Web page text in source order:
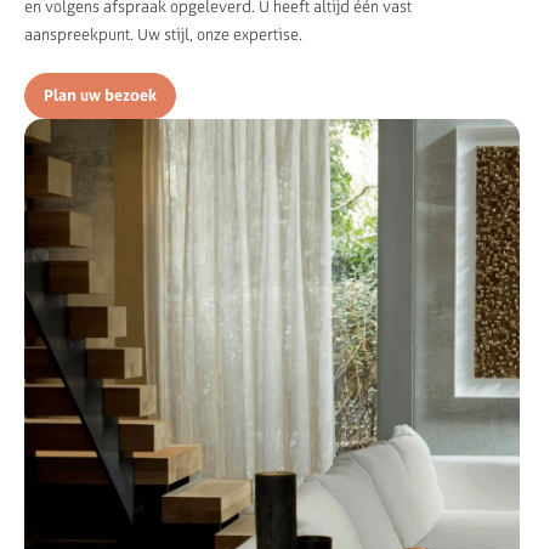
en volgens afspraak opgeleverd. U heeft altijd één vast
aanspreekpunt. Uw stijl, onze expertise.
Plan uw bezoek